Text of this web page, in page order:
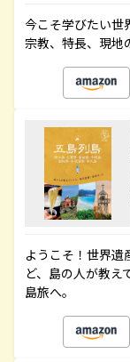
今こそ学びたい世
宗教、特長、現地
ようこそ！世界遺
ど、島の人が教え
島旅へ。